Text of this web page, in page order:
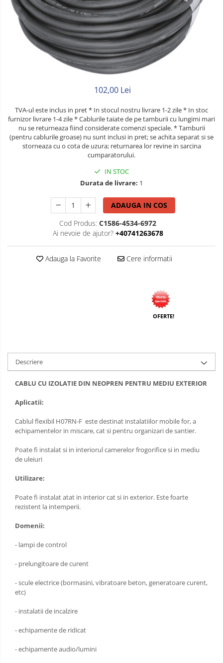
Litat
Neopren
Siliconice
102,00 Lei
TVA-ul este inclus in pret * In stocul nostru livrare 1-2 zile * In stoc
furnizor livrare 1-4 zile * Cablurile taiate de pe tamburii cu lungimi mari
nu se returneaza fiind considerate comenzi speciale. * Tamburii
(pentru cablurile groase) nu sunt inclusi in pret; se achita separat si se
storneaza cu o cota de uzura; returnarea lor revine in sarcina
cumparatorului.
IN STOC
Durata de livrare: 1
ADAUGA IN COS
Cod Produs: C1586-4534-6972
Ai nevoie de ajutor? +40741263678
Adauga la Favorite Cere informatii
OFERTE!
Descriere
CABLU CU IZOLATIE DIN NEOPREN PENTRU MEDIU EXTERIOR
Aplicatii:
Cablul flexibil H07RN-F este destinat instalatiilor mobile for, a
echipamentelor in miscare, cat si pentru organizari de santier.
Poate fi instalat si in interiorul camerelor frogorifice si in mediu
de uleiuri
Utilizare:
Poate fi instalat atat in interior cat si in exterior. Este foarte
rezistent la intemperii.
Domenii:
- lampi de control
- prelungitoare de curent
- scule electrice (bormasini, vibratoare beton, generatoare curent,
etc)
- instalatii de incalzire
- echipamente de ridicat
- echipamente audio/lumini